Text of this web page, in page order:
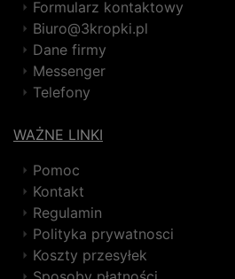
Formularz kontaktowy
Biuro@3kropki.pl
Dane firmy
Messenger
Telefony
WAŻNE LINKI
Pomoc
Kontakt
Regulamin
Polityka prywatnosci
Koszty przesyłek